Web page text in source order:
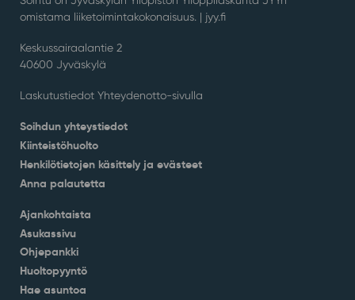
omistama liiketoimintakokonaisuus. | jyy.fi
Keskussairaalantie 2
40600 Jyväskylä
Laskutustiedot Yhteydenotto-sivulla
Soihdun yhteystiedot
Kiinteistöhuolto
Henkilötietojen käsittely ja evästeet
Anna palautetta
Ajankohtaista
Asukassivu
Ohjepankki
Huoltopyyntö
Hae asuntoa